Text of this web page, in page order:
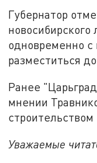
Губернатор
новосибирского
одновременно с
разместиться
Ранее
мнении
Уважаемые